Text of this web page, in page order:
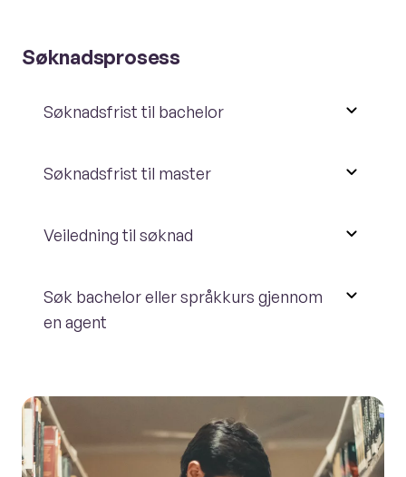
Søknadsprosess
Søknadsfrist til bachelor
Søknadsfrist til master
Veiledning til søknad
Søk bachelor eller språkkurs gjennom
en agent